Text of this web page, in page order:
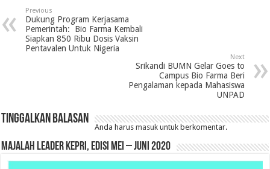
Previous
Dukung Program Kerjasama
Pemerintah: Bio Farma Kembali
Siapkan 850 Ribu Dosis Vaksin
Pentavalen Untuk Nigeria
Next
Srikandi BUMN Gelar Goes to
Campus Bio Farma Beri
Pengalaman kepada Mahasiswa
UNPAD
Tinggalkan Balasan
Anda harusmasuk untuk berkomentar.
MAJALAH LEADER KEPRI, EDISI MEI – JUNI 2020